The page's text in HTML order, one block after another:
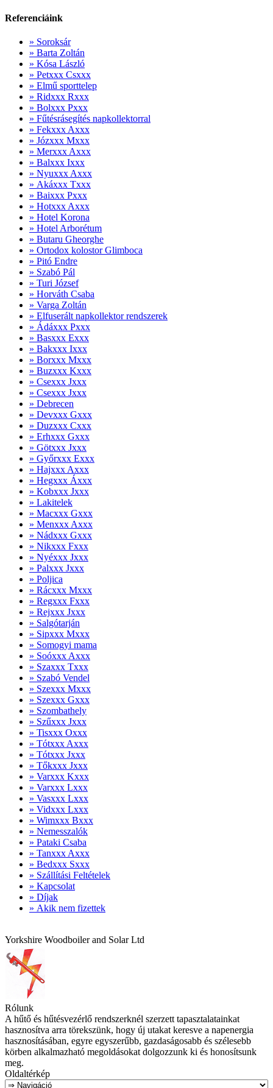
Referenciáink
» Soroksár
» Barta Zoltán
» Kósa László
» Petxxx Csxxx
» Elmű sporttelep
» Ridxxx Rxxx
» Bolxxx Pxxx
» Fűtésrásegítés napkollektorral
» Fekxxx Axxx
» Józxxx Mxxx
» Merxxx Axxx
» Balxxx Ixxx
» Nyuxxx Axxx
» Akáxxx Txxx
» Baixxx Pxxx
» Hotxxx Axxx
» Hotel Korona
» Hotel Arborétum
» Butaru Gheorghe
» Ortodox kolostor Glimboca
» Pitó Endre
» Szabó Pál
» Turi József
» Horváth Csaba
» Varga Zoltán
» Elfuserált napkollektor rendszerek
» Ádáxxx Pxxx
» Basxxx Exxx
» Bakxxx Ixxx
» Borxxx Mxxx
» Buzxxx Kxxx
» Csexxx Jxxx
» Csexxx Jxxx
» Debrecen
» Devxxx Gxxx
» Duzxxx Cxxx
» Erhxxx Gxxx
» Götxxx Jxxx
» Győrxxx Exxx
» Hajxxx Axxx
» Hegxxx Áxxx
» Kobxxx Jxxx
» Lakitelek
» Macxxx Gxxx
» Menxxx Axxx
» Nádxxx Gxxx
» Nikxxx Fxxx
» Nyéxxx Jxxx
» Palxxx Jxxx
» Poljica
» Rácxxx Mxxx
» Regxxx Fxxx
» Rejxxx Jxxx
» Salgótarján
» Sipxxx Mxxx
» Somogyi mama
» Soóxxx Axxx
» Szaxxx Txxx
» Szabó Vendel
» Szexxx Mxxx
» Szexxx Gxxx
» Szombathely
» Szűxxx Jxxx
» Tisxxx Oxxx
» Tótxxx Axxx
» Tótxxx Jxxx
» Tőkxxx Jxxx
» Varxxx Kxxx
» Varxxx Lxxx
» Vasxxx Lxxx
» Vidxxx Lxxx
» Wimxxx Bxxx
» Nemesszalók
» Pataki Csaba
» Tanxxx Axxx
» Bedxxx Sxxx
» Szállítási Feltételek
» Kapcsolat
» Díjak
» Akik nem fizettek
Yorkshire Woodboiler and Solar Ltd
Rólunk
A hűtő és hűtésvezérlő rendszerknél szerzett tapasztalatainkat
hasznosítva arra törekszünk, hogy új utakat keresve a napenergia
hasznosításában, egyre egyszerűbb, gazdaságosabb és szélesebb
körben alkalmazható megoldásokat dolgozzunk ki és honosítsunk
meg.
Oldaltérkép